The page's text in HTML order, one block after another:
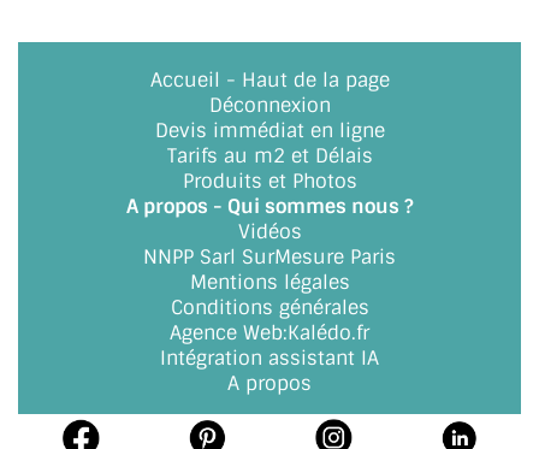
SYSTÈMES PIVOTANTS
SYSTÈMES COULISSANTS
LE CATALOGUE ACCESSOIRES
(STROMBINOSCOPE)
ACCESSOIRES EN PROMOTIONS
EXEMPLES, RÉALISATIONS, INSPIRATIONS
NUANCIER RAL
COMMENT COUPER DU VERRE ?
Accueil - Haut de la page
Déconnexion
Devis immédiat en ligne
Tarifs au m2 et Délais
Produits et Photos
A propos - Qui sommes nous ?
Vidéos
NNPP Sarl SurMesure Paris
Mentions légales
Conditions générales
Agence Web:Kalédo.fr
Intégration assistant IA
A propos